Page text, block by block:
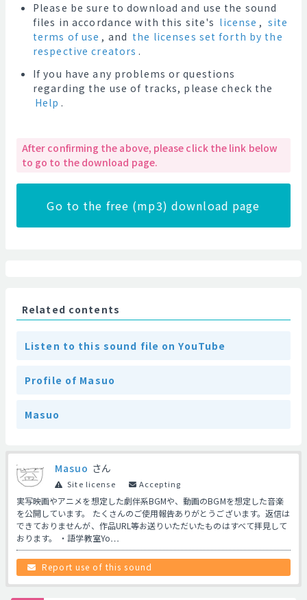
Please be sure to download and use the sound
files in accordance with this site's license , site
terms of use , and the licenses set forth by the
respective creators .
If you have any problems or questions
regarding the use of tracks, please check the
Help .
After confirming the above, please click the link below
to go to the download page.
Go to the free (mp3) download page
Related contents
Listen to this sound file on YouTube
Profile of Masuo
Masuo
Masuo さん
Site license Accepting
実写映画やアニメを想定した劇伴系BGMや、動画のBGMを想定した音楽
を公開しています。 たくさんのご使用報告ありがとうございます。返信は
できておりませんが、作品URL等お送りいただいたものはすべて拝見して
おります。 ・語学教室Yo…
Report use of this sound